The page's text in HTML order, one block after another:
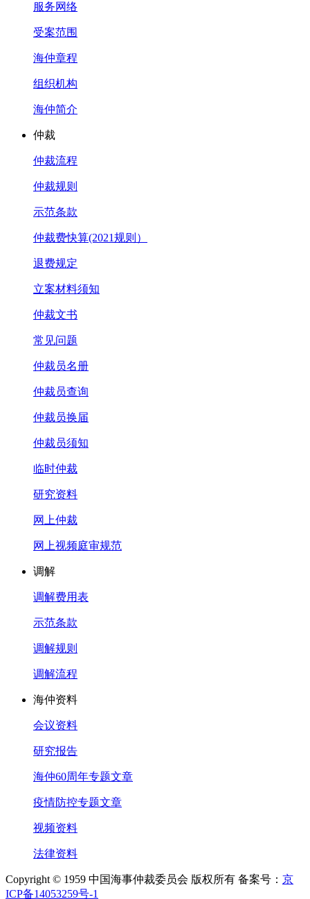
服务网络
受案范围
海仲章程
组织机构
海仲简介
仲裁
仲裁流程
仲裁规则
示范条款
仲裁费快算(2021规则）
退费规定
立案材料须知
仲裁文书
常见问题
仲裁员名册
仲裁员查询
仲裁员换届
仲裁员须知
临时仲裁
研究资料
网上仲裁
网上视频庭审规范
调解
调解费用表
示范条款
调解规则
调解流程
海仲资料
会议资料
研究报告
海仲60周年专题文章
疫情防控专题文章
视频资料
法律资料
Copyright © 1959 中国海事仲裁委员会 版权所有 备案号： 京
ICP备14053259号-1